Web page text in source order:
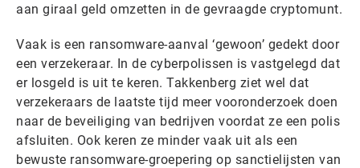
aan giraal geld omzetten in de gevraagde cryptomunt.
Vaak is een ransomware-aanval ‘gewoon’ gedekt door
een verzekeraar. In de cyberpolissen is vastgelegd dat
er losgeld is uit te keren. Takkenberg ziet wel dat
verzekeraars de laatste tijd meer vooronderzoek doen
naar de beveiliging van bedrijven voordat ze een polis
afsluiten. Ook keren ze minder vaak uit als een
bewuste ransomware-groepering op sanctielijsten van